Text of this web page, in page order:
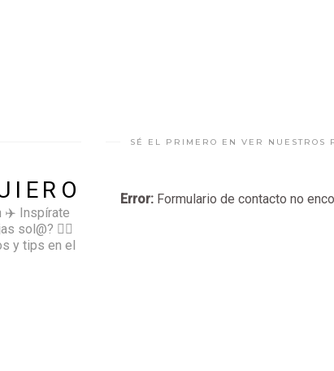
✈️ Inspírate
sol@? 👉🏻
y tips en el
SÉ EL PRIMERO EN VER NUESTROS
Error: Formulario de contacto no